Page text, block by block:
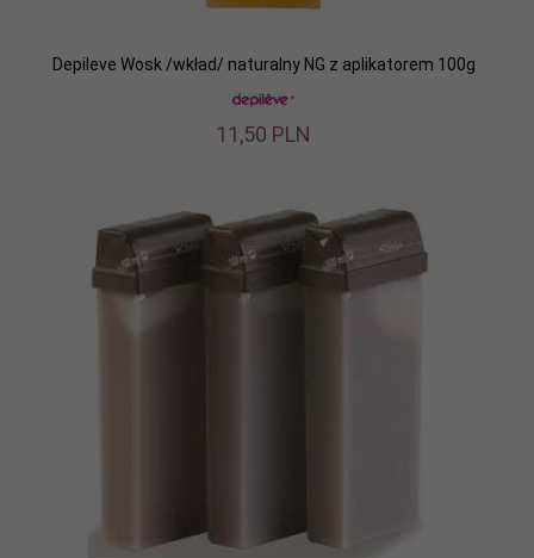
Depileve Wosk /wkład/ naturalny NG z aplikatorem 100g
11,50 PLN